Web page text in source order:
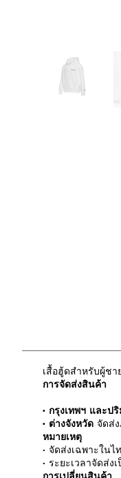
เสื้อฮู้ดสำหรับผู้ชา
การจัดส่งสินค้า
• กรุงเทพฯ และ
• ต่างจังหวัด จัดส่
หมายเหตุ
• จัดส่งเฉพาะใน
• ระยะเวลาจัดส่